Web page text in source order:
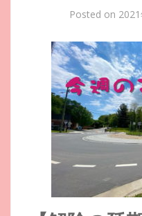
Posted on